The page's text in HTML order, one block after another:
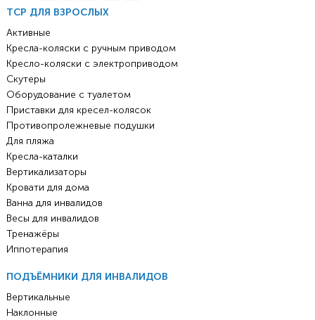
ТСР ДЛЯ ВЗРОСЛЫХ
Активные
Кресла-коляски с ручным приводом
Кресло-коляски с электроприводом
Скутеры
Оборудование с туалетом
Приставки для кресел-колясок
Противопролежневые подушки
Для пляжа
Кресла-каталки
Вертикализаторы
Кровати для дома
Ванна для инвалидов
Весы для инвалидов
Тренажёры
Иппотерапия
ПОДЪЁМНИКИ ДЛЯ ИНВАЛИДОВ
Вертикальные
Наклонные